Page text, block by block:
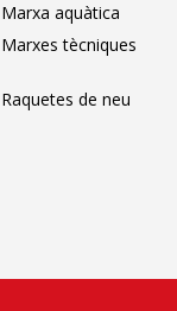
Marxa aquàtica
Marxes tècniques
Raquetes de neu